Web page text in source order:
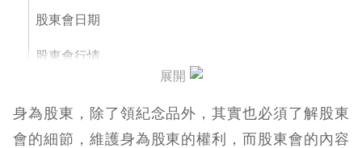
股東會日期
股東會行情
董事會是什麼？
展開
身為股東，除了領紀念品外，其實也必須了解股東
會的細節，維護身為股東的權利，而股東會的內容